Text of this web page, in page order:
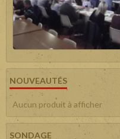
NOUVEAUTÉS
Aucun produit à afficher
SONDAGE